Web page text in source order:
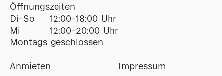
Öffnungszeiten
Di-So
12:00-18:00 Uhr
Mi
12:00-20:00 Uhr
Montags geschlossen
Anmieten Impressum